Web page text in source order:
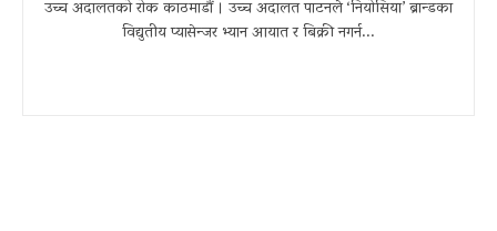
उच्च अदालतको रोक काठमाडौं । उच्च अदालत पाटनले ‘नियोसिया’ ब्रान्डका
विद्युतीय प्यासेन्जर भ्यान आयात र बिक्री नगर्न...